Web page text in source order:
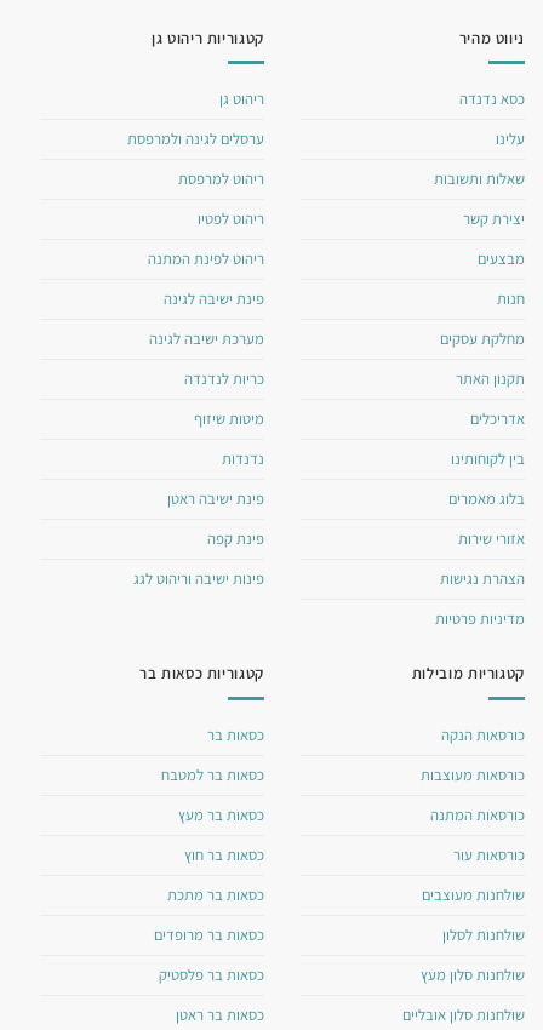
ניווט מהיר
כסא נדנדה
עלינו
שאלות ותשובות
יצירת קשר
מבצעים
חנות
מחלקת עסקים
תקנון האתר
אדריכלים
בין לקוחותינו
בלוג מאמרים
אזורי שירות
הצהרת נגישות
מדיניות פרטיות
קטגוריות ריהוט גן
ריהוט גן
ערסלים לגינה ולמרפסת
ריהוט למרפסת
ריהוט לפטיו
ריהוט לפינת המתנה
פינת ישיבה לגינה
מערכת ישיבה לגינה
כריות לנדנדה
מיטות שיזוף
נדנדות
פינת ישיבה ראטן
פינת קפה
פינות ישיבה וריהוט לגג
קטגוריות מובילות
כורסאות הנקה
כורסאות מעוצבות
כורסאות המתנה
כורסאות עור
שולחנות מעוצבים
שולחנות לסלון
שולחנות סלון מעץ
שולחנות סלון אובליים
קטגוריות כסאות בר
כסאות בר
כסאות בר למטבח
כסאות בר מעץ
כסאות בר חוץ
כסאות בר מתכת
כסאות בר מרופדים
כסאות בר פלסטיק
כסאות בר ראטן